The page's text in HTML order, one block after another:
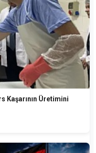
Kaşarının Üretimini